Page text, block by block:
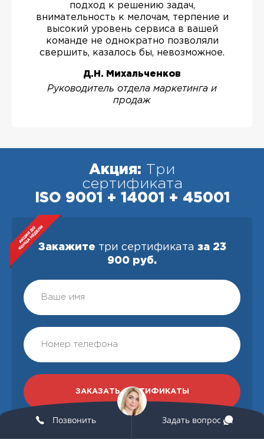
подход к решению задач,
внимательность к мелочам, терпение и
высокий уровень сервиса в вашей
команде не однократно позволяли
свершить, казалось бы, невозможное.
Д.Н. Михальченков
Руководитель отдела маркетинга и
продаж
Акция: Три
сертификата
ISO 9001 + 14001 + 45001
Закажите три сертификата за 23
900 руб.
Позвонить Задать вопрос